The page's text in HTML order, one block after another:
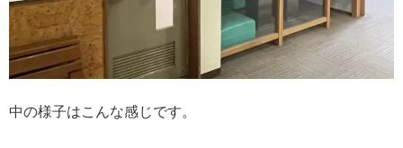
中の様子はこんな感じです。